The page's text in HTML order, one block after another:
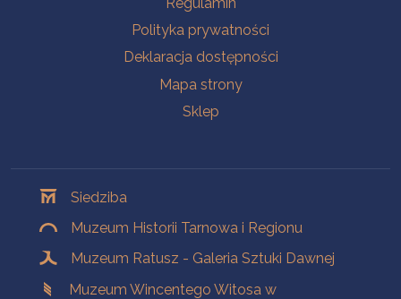
Polityka prywatności
Deklaracja dostępności
Mapa strony
Sklep
Siedziba
Muzeum Historii Tarnowa i Regionu
Muzeum Ratusz - Galeria Sztuki Dawnej
Muzeum Wincentego Witosa w